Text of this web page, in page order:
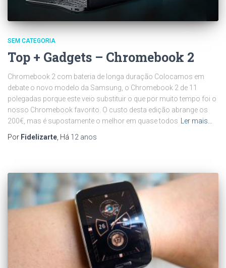
SEM CATEGORIA
Top + Gadgets – Chromebook 2
Chromebook 2 com bateria de longa duração Colocamos em
debate o novo modelo da Samsung, o Chromebook 2 de 11
polegadas porque este veio substituir o que por muito tempo foi o
nosso Chromebook favorito. O custo desta edição abrange os
200€, mas é supostamente o melhor em quase todos Ler mais…
Por Fidelizarte, Há 12 anos